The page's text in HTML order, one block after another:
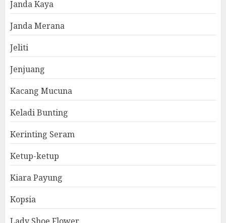
Janda Kaya
Janda Merana
Jeliti
Jenjuang
Kacang Mucuna
Keladi Bunting
Kerinting Seram
Ketup-ketup
Kiara Payung
Kopsia